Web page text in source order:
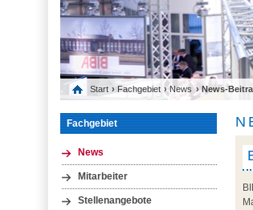
Start › Fachgebiet ›News › News-
Fachgebiet
News
Mitarbeiter
Stellenangebote